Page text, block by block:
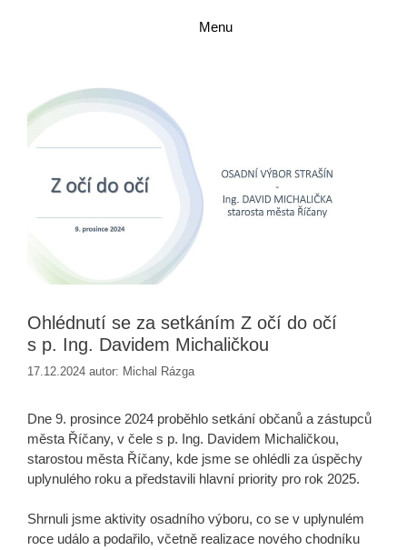
Menu
Ohlédnutí se za setkáním Z očí do očí
s p. Ing. Davidem Michaličkou
17.12.2024 autor: Michal Rázga
Dne 9. prosince 2024 proběhlo setkání občanů a zástupců
města Říčany, v čele s p. Ing. Davidem Michaličkou,
starostou města Říčany, kde jsme se ohlédli za úspěchy
uplynulého roku a představili hlavní priority pro rok 2025.
Shrnuli jsme aktivity osadního výboru, co se v uplynulém
roce událo a podařilo, včetně realizace nového chodníku